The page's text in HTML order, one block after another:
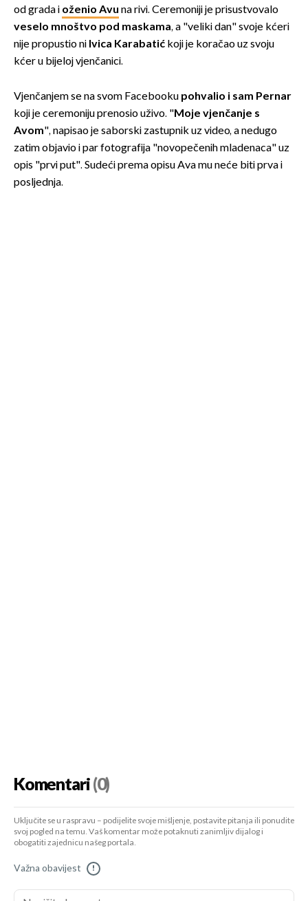
od grada i oženio Avu na rivi. Ceremoniji je prisustvovalo
veselo mnoštvo pod maskama, a "veliki dan" svoje kćeri
nije propustio ni Ivica Karabatić koji je koračao uz svoju
kćer u bijeloj vjenčanici.
Vjenčanjem se na svom Facebooku pohvalio i sam Pernar
koji je ceremoniju prenosio uživo. "Moje vjenčanje s
Avom", napisao je saborski zastupnik uz video, a nedugo
zatim objavio i par fotografija "novopečenih mladenaca" uz
opis "prvi put". Sudeći prema opisu Ava mu neće biti prva i
posljednja.
Komentari(0)
Uključite se u raspravu – podijelite svoje mišljenje, postavite pitanja ili ponudite
svoj pogled na temu. Vaš komentar može potaknuti zanimljiv dijalog i
obogatiti zajednicu našeg portala.
Važna obavijest !